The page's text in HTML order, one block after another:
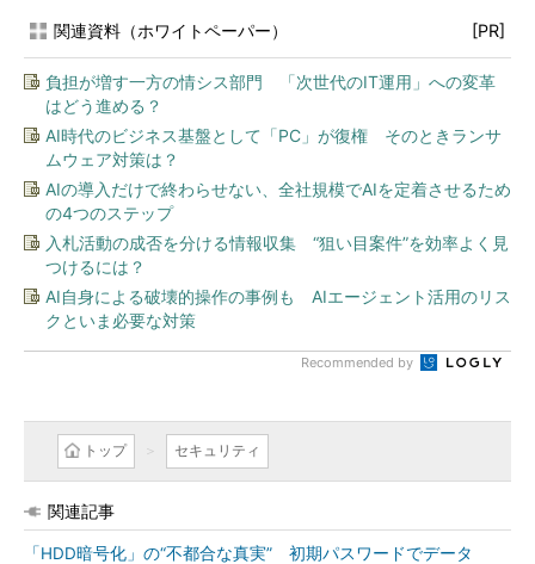
関連資料（ホワイトペーパー） [PR]
負担が増す一方の情シス部門 「次世代のIT運用」への変革
はどう進める？
AI時代のビジネス基盤として「PC」が復権 そのときランサ
ムウェア対策は？
AIの導入だけで終わらせない、全社規模でAIを定着させるため
の4つのステップ
入札活動の成否を分ける情報収集 “狙い目案件”を効率よく見
つけるには？
AI自身による破壊的操作の事例も AIエージェント活用のリス
クといま必要な対策
Recommended by
トップ セキュリティ
関連記事
「HDD暗号化」の“不都合な真実” 初期パスワードでデータ